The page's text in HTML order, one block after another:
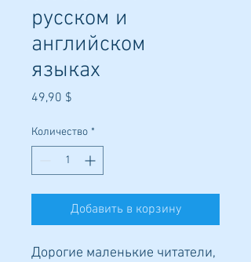
русском и
английском
языках
49,90 $
Количество *
Добавить в корзину
Дорогие маленькие читатели,